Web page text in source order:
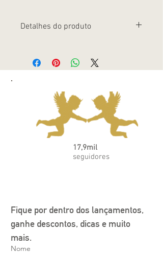
Detalhes do produto
azul da Coleção Teddy é a peça perfeita
para o guarda-roupa dos pequenos. Feito
bebês. O design com botões na frente
torna a troca de fraldas mais fácil e
prática. A cor azul é versátil e fácil de
combinar, ideal para diversas ocasiões.
Este macacão é uma escolha elegante e
confortável para os pequenos
17,9mil
seguidores
Fique por dentro dos lançamentos,
ganhe descontos, dicas e muito
mais.
Nome